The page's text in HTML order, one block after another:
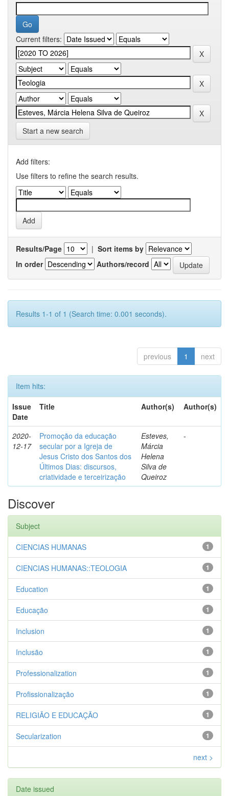
Current filters:
Start a new search
Add filters:
Use filters to refine the search results.
Results/Page | Sort items by
In order
Authors/record
Results 1-1 of 1 (Search time: 0.001 seconds).
previous 1 next
Item hits:
Issue
Date
Title Author(s) Author(s)
2020-
12-17
Promoção da educação
secular por a Igreja de
Jesus Cristo dos Santos dos
Últimos Dias: discursos,
criatividade e terceirização
Esteves,
Márcia
Helena
Silva de
Queiroz
-
Discover
Subject
1
CIENCIAS HUMANAS
1
CIENCIAS HUMANAS::TEOLOGIA
1
Education
1
Educação
1
Inclusion
1
Inclusão
1
Professionalization
1
Profissionalização
1
RELIGIÃO E EDUCAÇÃO
1
Secularization
next >
Date issued